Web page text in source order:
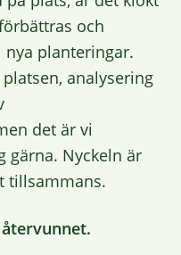
och
planteringar.
analysering
det är vi
gärna. Nyckeln är
tillsammans.